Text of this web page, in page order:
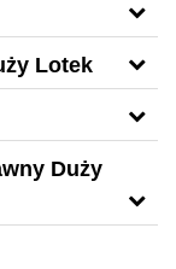
Lotek
Duży